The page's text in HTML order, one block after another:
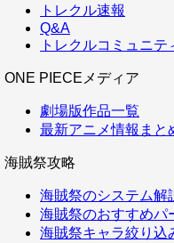
トレクル速報
Q&A
トレクルコミュニテ
ONE PIECEメディア
劇場版作品一覧
最新アニメ情報まと
海賊祭攻略
海賊祭のシステム解
海賊祭のおすすめパ
海賊祭キャラ絞り込